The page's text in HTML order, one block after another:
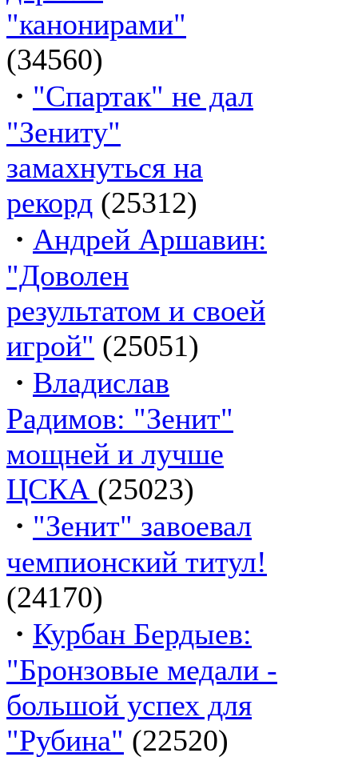
"канонирами"
(34560)
· "Спартак" не дал
"Зениту"
замахнуться на
рекорд (25312)
· Андрей Аршавин:
"Доволен
результатом и своей
игрой" (25051)
· Владислав
Радимов: "Зенит"
мощней и лучше
ЦСКА (25023)
· "Зенит" завоевал
чемпионский титул!
(24170)
· Курбан Бердыев:
"Бронзовые медали -
большой успех для
"Рубина" (22520)